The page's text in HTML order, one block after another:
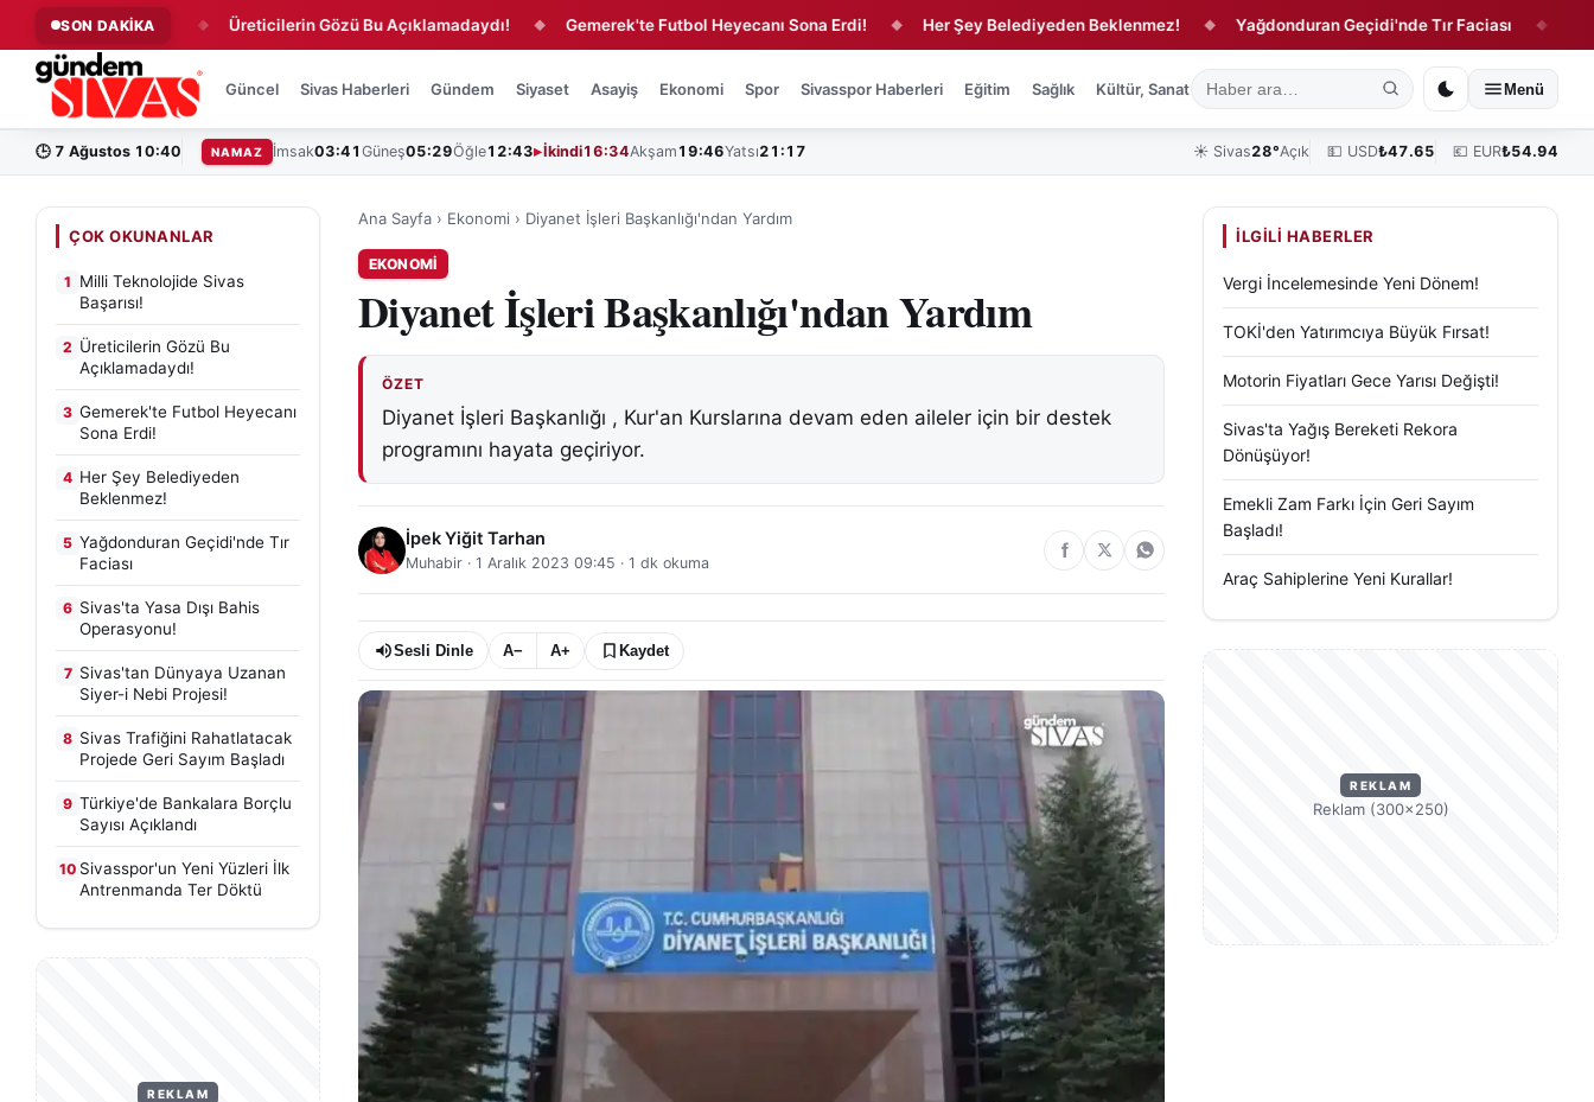
SON DAKİKA
Başarısı! ◆ Üreticilerin Gözü Bu Açıklamadaydı! ◆ Gemerek'te Futbol Heyecanı Sona Erdi! ◆ Her Şey Belediyeden Beklenmez! ◆ Yağdonduran Geçidi'nde Tır Faciası ◆ Sivas'ta
Güncel Sivas Haberleri Gündem Siyaset Asayiş Ekonomi Spor Sivasspor Haberleri Eğitim Sağlık Kültür, Sanat ve Tarih Yaşam Sivas Vefat Edenler Köşe
Menü
🕒 7 Ağustos 10:40 NAMAZ İmsak03:41 Güneş05:29Öğle12:43 İkindi16:34Akşam 19:46Yatsı21:17 ☀️ Sivas28°Açık 💵 USD₺47.65 💶 EUR₺54.94
ÇOK OKUNANLAR
1 Milli Teknolojide Sivas
Başarısı!
2 Üreticilerin Gözü Bu
Açıklamadaydı!
3 Gemerek'te Futbol Heyecanı
Sona Erdi!
4 Her Şey Belediyeden
Beklenmez!
5 Yağdonduran Geçidi'nde Tır
Faciası
6 Sivas'ta Yasa Dışı Bahis
Operasyonu!
7 Sivas'tan Dünyaya Uzanan
Siyer-i Nebi Projesi!
8 Sivas Trafiğini Rahatlatacak
Projede Geri Sayım Başladı
9 Türkiye'de Bankalara Borçlu
Sayısı Açıklandı
10 Sivasspor'un Yeni Yüzleri İlk
Antrenmanda Ter Döktü
REKLAM
Ana Sayfa › Ekonomi › Diyanet İşleri Başkanlığı'ndan Yardım
EKONOMI
Diyanet İşleri Başkanlığı'ndan Yardım
ÖZET
Diyanet İşleri Başkanlığı , Kur'an Kurslarına devam eden aileler için bir destek
programını hayata geçiriyor.
İpek Yiğit Tarhan
Muhabir · 1 Aralık 2023 09:45 · 1 dk okuma
Sesli Dinle A− A+ Kaydet
İLGILI HABERLER
Vergi İncelemesinde Yeni Dönem!
TOKİ'den Yatırımcıya Büyük Fırsat!
Motorin Fiyatları Gece Yarısı Değişti!
Sivas'ta Yağış Bereketi Rekora
Dönüşüyor!
Emekli Zam Farkı İçin Geri Sayım
Başladı!
Araç Sahiplerine Yeni Kurallar!
REKLAM
Reklam (300×250)